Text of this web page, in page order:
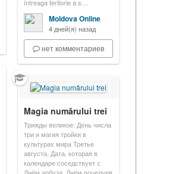
întreaga teritorie a s…
Moldova Online
4 дней(я) назад
нет комментариев
Magia numărului trei
Трижды великое: День числа
три и магия тройки в
культурах мира Третье
августа. Дата, которая в
календаре соседствует с